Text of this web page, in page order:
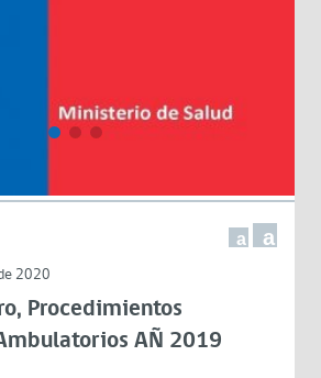
a a
2020
Procedimientos
AÑ 2019